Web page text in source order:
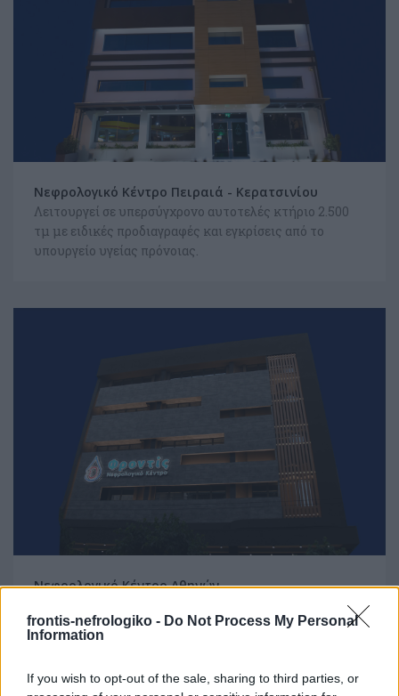
frontis-nefrologiko - Do Not Process My Personal
Information
If you wish to opt-out of the sale, sharing to third parties, or
Νεφρολογικό Κέντρο Πειραιά - Κερατσινίου
Λειτουργεί σε υπερσύγχρονο αυτοτελές κτήριο 2.500
τμ με ειδικές προδιαγραφές και εγκρίσεις από το
υπουργείο υγείας πρόνοιας.
Νεφρολογικό Κέντρο Αθηνών
τμ με ειδικές προδιαγραφές και εγκρίσεις από το
υπουργείο υγείας πρόνοιας.